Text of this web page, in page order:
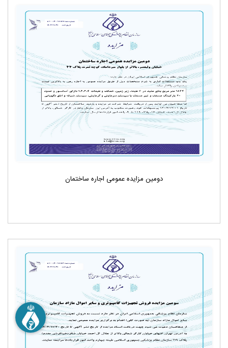
دومین مزایده عمومی اجاره ساختمان